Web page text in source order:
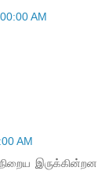
AM
AM
இருக்கின்றன